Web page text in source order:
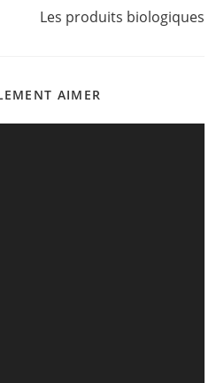
Les produits biologiques
AIMER